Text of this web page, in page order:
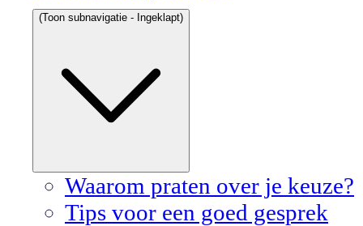
(Toon subnavigatie - Ingeklapt)
Waarom praten over je keuze?
Tips voor een goed gesprek